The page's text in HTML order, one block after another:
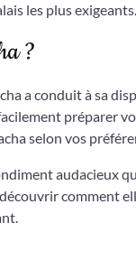
les plus exigeants.
?
a conduit à sa
préparer
selon vos
audacieux
comment